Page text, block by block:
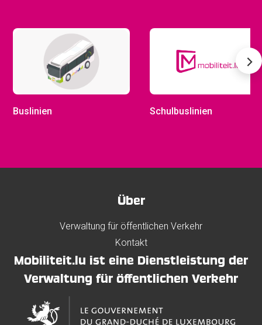
Buslinien Schulbuslinien
Über
Verwaltung für öffentlichen Verkehr
Kontakt
Mobiliteit.lu ist eine Dienstleistung der
Verwaltung für öffentlichen Verkehr